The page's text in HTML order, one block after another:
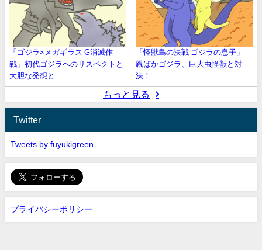
「ゴジラ×メガギラス G消滅作
戦」初代ゴジラへのリスペクトと
大胆な発想と
「怪獣島の決戦 ゴジラの息子」
親ばかゴジラ、巨大虫怪獣と対
決！
もっと見る
Twitter
Tweets by fuyukigreen
プライバシーポリシー